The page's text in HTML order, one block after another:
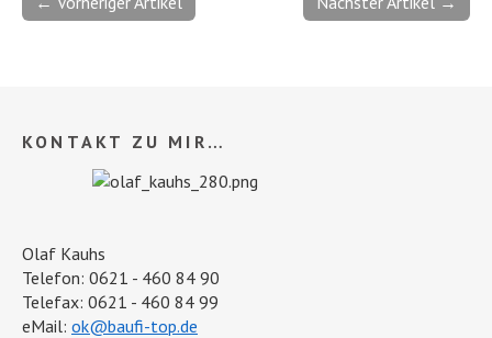
KONTAKT ZU MIR…
Olaf Kauhs
Telefon: 0621 - 460 84 90
Telefax: 0621 - 460 84 99
eMail: ok@baufi-top.de